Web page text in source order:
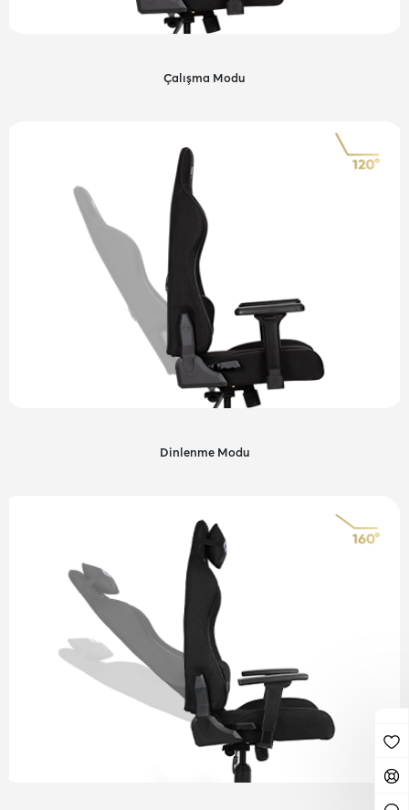
Çalışma Modu
Dinlenme Modu